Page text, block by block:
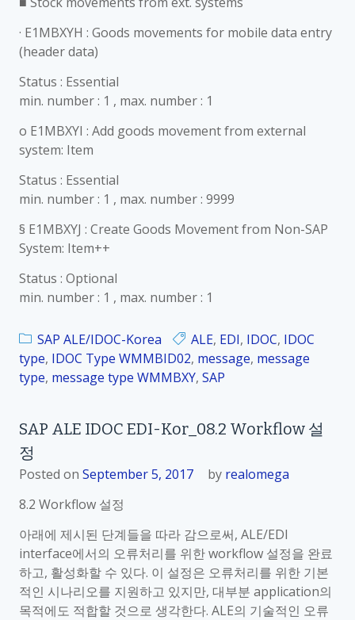
· E1MBXYH : Goods movements for mobile data entry
(header data)
Status : Essential
min. number : 1 , max. number : 1
o E1MBXYI : Add goods movement from external
system: Item
Status : Essential
min. number : 1 , max. number : 9999
§ E1MBXYJ : Create Goods Movement from Non-SAP
System: Item++
Status : Optional
min. number : 1 , max. number : 1
SAP ALE/IDOC-Korea ALE, EDI, IDOC, IDOC
type, IDOC Type WMMBID02, message, message
type, message type WMMBXY, SAP
SAP ALE IDOC EDI-Kor_08.2 Workflow 설
정
Posted on September 5, 2017 by realomega
8.2 Workflow 설정
아래에 제시된 단계들을 따라 감으로써, ALE/EDI
interface에서의 오류처리를 위한 workflow 설정을 완료
하고, 활성화할 수 있다. 이 설정은 오류처리를 위한 기본
적인 시나리오를 지원하고 있지만, 대부분 application의
목적에도 적합할 것으로 생각한다. ALE의 기술적인 오류